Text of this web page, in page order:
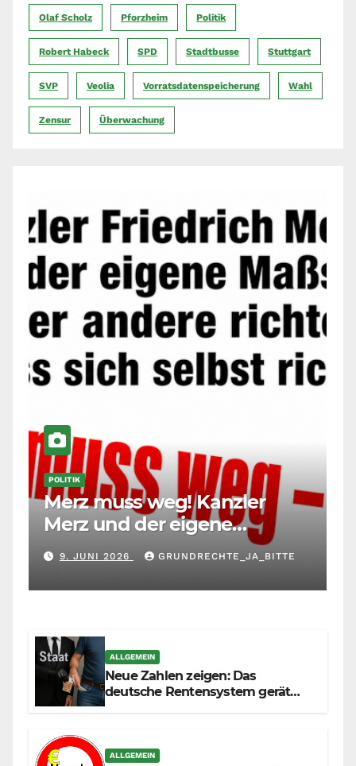
Olaf Scholz Pforzheim Politik
Robert Habeck SPD Stadtbusse Stuttgart
SVP Veolia Vorratsdatenspeicherung Wahl
Zensur Überwachung
POLITIK
Merz muss weg! Kanzler
Merz und der eigene
Maßstab: Wer andere richtet,
muss sich selbst richten
9. JUNI 2026 GRUNDRECHTE_JA_BITTE
ALLGEMEIN
Neue Zahlen zeigen: Das
deutsche Rentensystem gerät
ALLGEMEIN